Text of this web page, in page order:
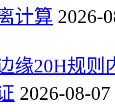
计算 2026-
缘20H规
2026-08-